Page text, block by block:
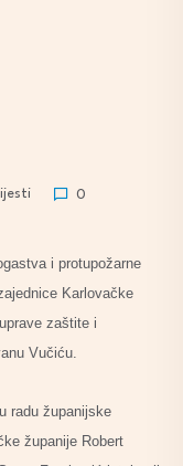
0
i protupožarne
Karlovačke
zaštite i
Vučiću.
radu županijske
županije Robert